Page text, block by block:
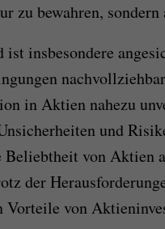
zu bewahren, sondern
ist insbesondere
in Aktien nahezu
und
Beliebtheit von Aktien
der
Vorteile von